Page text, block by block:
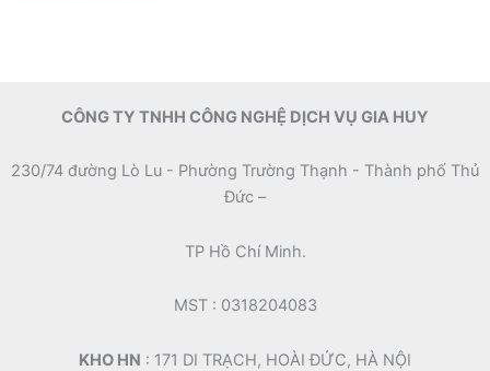
CÔNG TY TNHH CÔNG NGHỆ DỊCH VỤ GIA HUY
230/74 đường Lò Lu - Phường Trường Thạnh - Thành phố Thủ
Đức –
TP Hồ Chí Minh.
MST : 0318204083
KHO HN : 171 DI TRẠCH, HOÀI ĐỨC, HÀ NỘI